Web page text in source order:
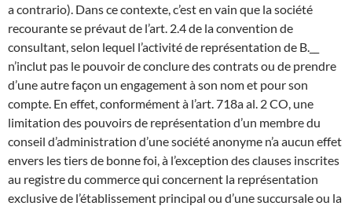
a contrario). Dans ce contexte, c’est en vain que la société
recourante se prévaut de l’art. 2.4 de la convention de
consultant, selon lequel l’activité de représentation de B.__
n’inclut pas le pouvoir de conclure des contrats ou de prendre
d’une autre façon un engagement à son nom et pour son
compte. En effet, conformément à l’art. 718a al. 2 CO, une
limitation des pouvoirs de représentation d’un membre du
conseil d’administration d’une société anonyme n’a aucun effet
envers les tiers de bonne foi, à l’exception des clauses inscrites
au registre du commerce qui concernent la représentation
exclusive de l’établissement principal ou d’une succursale ou la